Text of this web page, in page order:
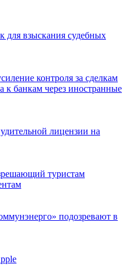
для взыскания судебных
контроля за сделкам
к банкам через иностранные
лицензии на
туристам
подозревают в